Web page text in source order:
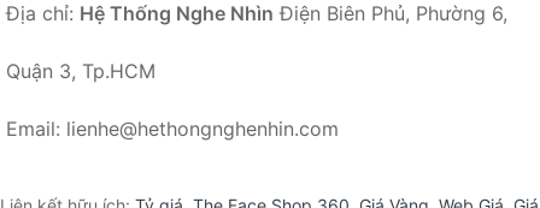
Địa chỉ: Hệ Thống Nghe Nhìn Điện Biên Phủ, Phường 6,
Quận 3, Tp.HCM
Email: lienhe@hethongnghenhin.com